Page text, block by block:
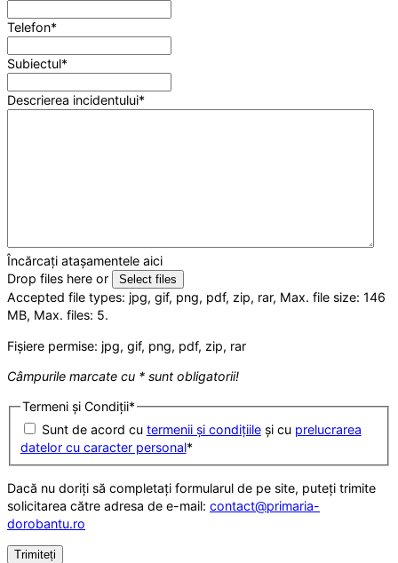
Telefon*
Subiectul*
Descrierea incidentului*
Încărcați atașamentele aici
Drop files here or
Select files
Accepted file types: jpg, gif, png, pdf, zip, rar, Max. file size: 146
MB, Max. files: 5.
Fișiere permise: jpg, gif, png, pdf, zip, rar
Câmpurile marcate cu * sunt obligatorii!
Termeni și Condiții*
Sunt de acord cu termenii și condițiileși cu prelucrarea
datelor cu caracter personal*
Dacă nu doriți să completați formularul de pe site, puteți trimite
solicitarea către adresa de e-mail: contact@primaria-
dorobantu.ro